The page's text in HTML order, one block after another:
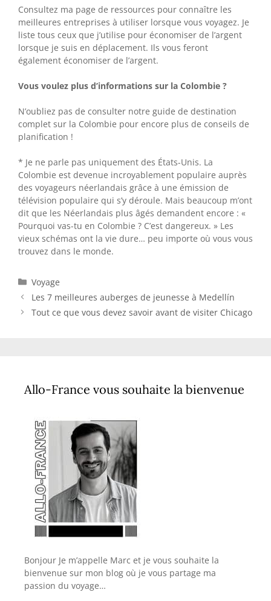
Consultez ma page de ressources pour connaître les
meilleures entreprises à utiliser lorsque vous voyagez. Je
liste tous ceux que j’utilise pour économiser de l’argent
lorsque je suis en déplacement. Ils vous feront
également économiser de l’argent.
Vous voulez plus d’informations sur la Colombie ?
N’oubliez pas de consulter notre guide de destination
complet sur la Colombie pour encore plus de conseils de
planification !
* Je ne parle pas uniquement des États-Unis. La
Colombie est devenue incroyablement populaire auprès
des voyageurs néerlandais grâce à une émission de
télévision populaire qui s’y déroule. Mais beaucoup m’ont
dit que les Néerlandais plus âgés demandent encore : «
Pourquoi vas-tu en Colombie ? C’est dangereux. » Les
vieux schémas ont la vie dure… peu importe où vous vous
trouvez dans le monde.
Catégories
Voyage
Les 7 meilleures auberges de jeunesse à Medellín
Tout ce que vous devez savoir avant de visiter Chicago
Allo-France vous souhaite la bienvenue
Bonjour Je m’appelle Marc et je vous souhaite la
bienvenue sur mon blog où je vous partage ma
passion du voyage…